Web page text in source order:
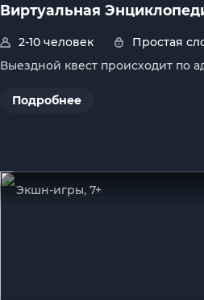
Виртуальная
2-10 человек
Простая
Выездной квест происходит по
Подробнее
Экшн-игры, 7+